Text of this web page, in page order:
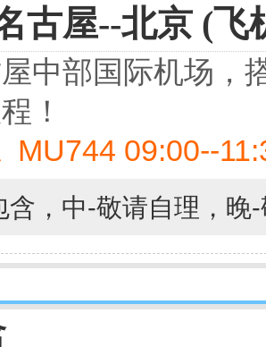
古屋--北京 (飞
中部国际机场，
！
MU744 09:00--
含，中-敬请自理，晚